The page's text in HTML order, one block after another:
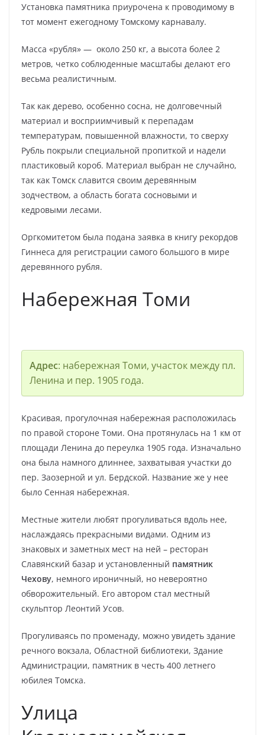
Установка памятника приурочена к проводимому в
тот момент ежегодному Томскому карнавалу.
Масса «рубля» — около 250 кг, а высота более 2
метров, четко соблюденные масштабы делают его
весьма реалистичным.
Так как дерево, особенно сосна, не долговечный
материал и восприимчивый к перепадам
температурам, повышенной влажности, то сверху
Рубль покрыли специальной пропиткой и надели
пластиковый короб. Материал выбран не случайно,
так как Томск славится своим деревянным
зодчеством, а область богата сосновыми и
кедровыми лесами.
Оргкомитетом была подана заявка в книгу рекордов
Гиннеса для регистрации самого большого в мире
деревянного рубля.
Набережная Томи
Адрес: набережная Томи, участок между пл.
Ленина и пер. 1905 года.
Красивая, прогулочная набережная расположилась
по правой стороне Томи. Она протянулась на 1 км от
площади Ленина до переулка 1905 года. Изначально
она была намного длиннее, захватывая участки до
пер. Заозерной и ул. Бердской. Название же у нее
было Сенная набережная.
Местные жители любят прогуливаться вдоль нее,
наслаждаясь прекрасными видами. Одним из
знаковых и заметных мест на ней – ресторан
Славянский базар и установленный памятник
Чехову, немного ироничный, но невероятно
обворожительный. Его автором стал местный
скульптор Леонтий Усов.
Прогуливаясь по променаду, можно увидеть здание
речного вокзала, Областной библиотеки, Здание
Администрации, памятник в честь 400 летнего
юбилея Томска.
Улица